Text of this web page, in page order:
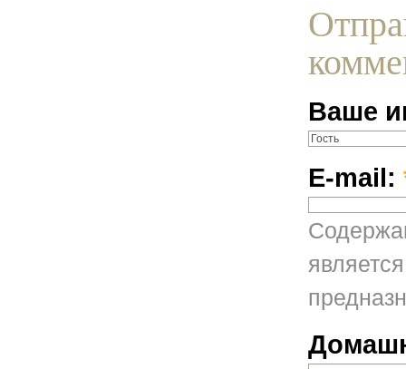
Ваше
E-mail: